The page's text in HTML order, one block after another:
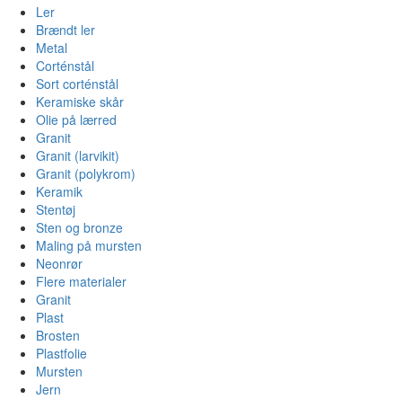
Ler
Brændt ler
Metal
Corténstål
Sort corténstål
Keramiske skår
Olie på lærred
Granit
Granit (larvikit)
Granit (polykrom)
Keramik
Stentøj
Sten og bronze
Maling på mursten
Neonrør
Flere materialer
Granit
Plast
Brosten
Plastfolie
Mursten
Jern